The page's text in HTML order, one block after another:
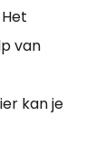
van
kan je